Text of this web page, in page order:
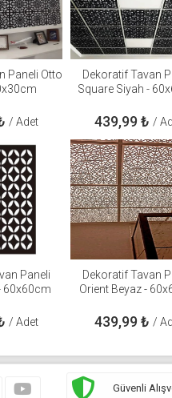
Paneli Otto
/ Adet
Dekoratif Tavan
Square Siyah -
439,99₺ /
Paneli
60x60cm
/ Adet
Dekoratif Tavan
Orient Beyaz -
439,99₺ /
Güvenli